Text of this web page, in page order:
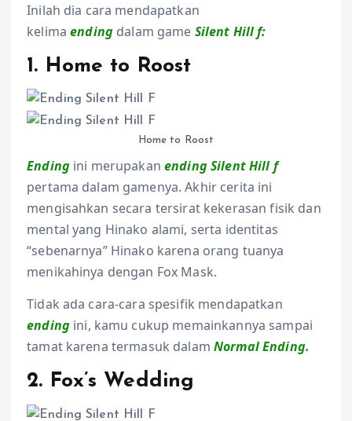
Inilah dia cara mendapatkan
kelimaending dalam game Silent Hill f:
1. Home to Roost
Home to Roost
Ending ini merupakanending Silent Hill f
pertama dalam gamenya. Akhir cerita ini
mengisahkan secara tersirat kekerasan fisik dan
mental yang Hinako alami, serta identitas
“sebenarnya” Hinako karena orang tuanya
menikahinya dengan Fox Mask.
Tidak ada cara-cara spesifik mendapatkan
ending ini, kamu cukup memainkannya sampai
tamat karena termasuk dalamNormal Ending.
2. Fox’s Wedding